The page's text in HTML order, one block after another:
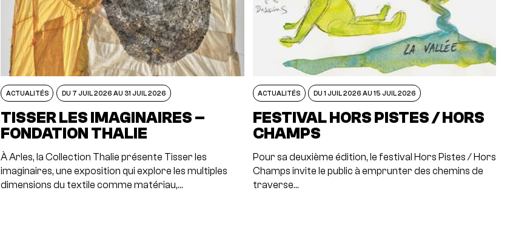
ACTUALITÉS DU 7 JUIL 2026 AU 31 JUIL 2026
TISSER LES IMAGINAIRES –
FONDATION THALIE
À Arles, la Collection Thalie présente Tisser les
imaginaires, une exposition qui explore les multiples
dimensions du textile comme matériau,…
ACTUALITÉS DU 1 JUIL 2026 AU 15 JUIL 2026
FESTIVAL HORS PISTES / HORS
CHAMPS
Pour sa deuxième édition, le festival Hors Pistes / Hors
Champs invite le public à emprunter des chemins de
traverse…